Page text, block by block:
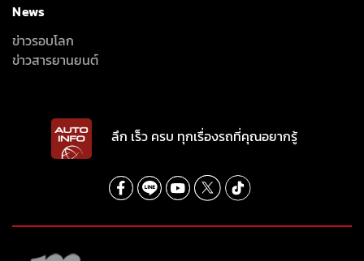
News
ข่าวรอบโลก
ข่าวสารยานยนต์
ลึก เร็ว ครบ ทุกเรื่องรถที่คุณอยากรู้